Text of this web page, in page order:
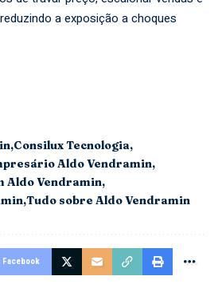
a exposição a choques
Consilux Tecnologia
Aldo Vendramin
Aldo Vendramin
Tudo sobre Aldo Vendramin
Facebook